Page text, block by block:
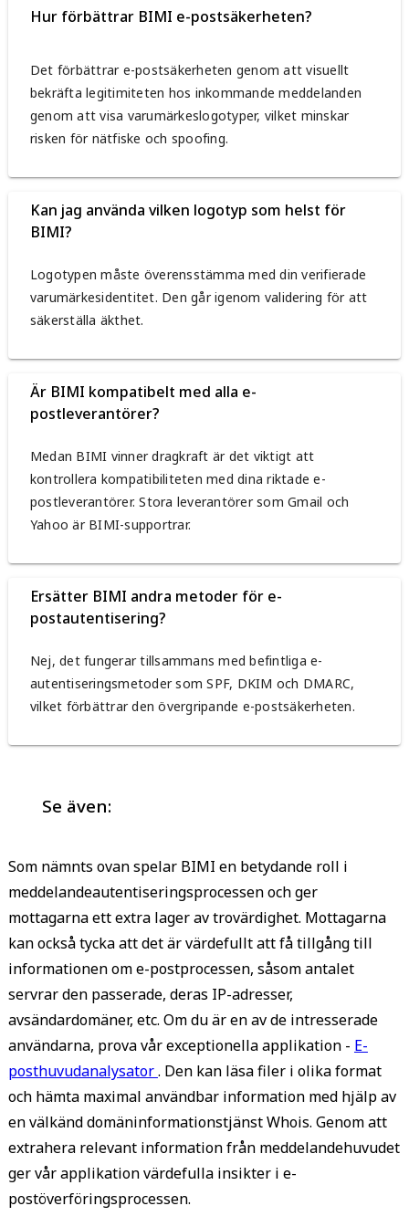
Hur förbättrar BIMI e-postsäkerheten?
Det förbättrar e-postsäkerheten genom att visuellt
bekräfta legitimiteten hos inkommande meddelanden
genom att visa varumärkeslogotyper, vilket minskar
risken för nätfiske och spoofing.
Kan jag använda vilken logotyp som helst för
BIMI?
Logotypen måste överensstämma med din verifierade
varumärkesidentitet. Den går igenom validering för att
säkerställa äkthet.
Är BIMI kompatibelt med alla e-
postleverantörer?
Medan BIMI vinner dragkraft är det viktigt att
kontrollera kompatibiliteten med dina riktade e-
postleverantörer. Stora leverantörer som Gmail och
Yahoo är BIMI-supportrar.
Ersätter BIMI andra metoder för e-
postautentisering?
Nej, det fungerar tillsammans med befintliga e-
autentiseringsmetoder som SPF, DKIM och DMARC,
vilket förbättrar den övergripande e-postsäkerheten.
Se även:
Som nämnts ovan spelar BIMI en betydande roll i
meddelandeautentiseringsprocessen och ger
mottagarna ett extra lager av trovärdighet. Mottagarna
kan också tycka att det är värdefullt att få tillgång till
informationen om e-postprocessen, såsom antalet
servrar den passerade, deras IP-adresser,
avsändardomäner, etc. Om du är en av de intresserade
användarna, prova vår exceptionella applikation - E-
posthuvudanalysator. Den kan läsa filer i olika format
och hämta maximal användbar information med hjälp av
en välkänd domäninformationstjänst Whois. Genom att
extrahera relevant information från meddelandehuvudet
ger vår applikation värdefulla insikter i e-
postöverföringsprocessen.